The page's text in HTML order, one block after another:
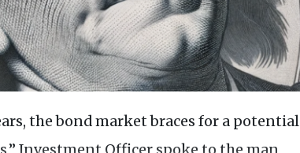
the bond market braces for a potential